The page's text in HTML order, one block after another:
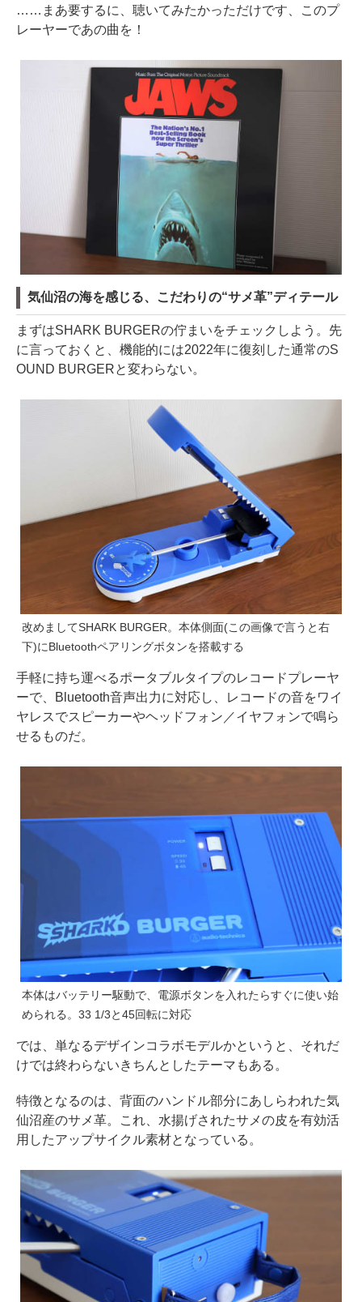
……まあ要するに、聴いてみたかっただけです、このプ
レーヤーであの曲を！
気仙沼の海を感じる、こだわりの“サメ革”ディテール
まずはSHARK BURGERの佇まいをチェックしよう。先
に言っておくと、機能的には2022年に復刻した通常のS
OUND BURGERと変わらない。
改めましてSHARK BURGER。本体側面(この画像で言うと右
下)にBluetoothペアリングボタンを搭載する
手軽に持ち運べるポータブルタイプのレコードプレーヤ
ーで、Bluetooth音声出力に対応し、レコードの音をワイ
ヤレスでスピーカーやヘッドフォン／イヤフォンで鳴ら
せるものだ。
本体はバッテリー駆動で、電源ボタンを入れたらすぐに使い始
められる。33 1/3と45回転に対応
では、単なるデザインコラボモデルかというと、それだ
けでは終わらないきちんとしたテーマもある。
特徴となるのは、背面のハンドル部分にあしらわれた気
仙沼産のサメ革。これ、水揚げされたサメの皮を有効活
用したアップサイクル素材となっている。